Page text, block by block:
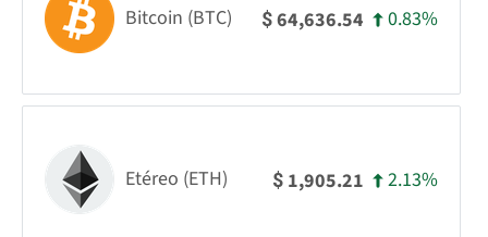
Bitcoin (BTC) $64,636.54 0.83%
Etéreo (ETH) $ 1,905.21 2.13%